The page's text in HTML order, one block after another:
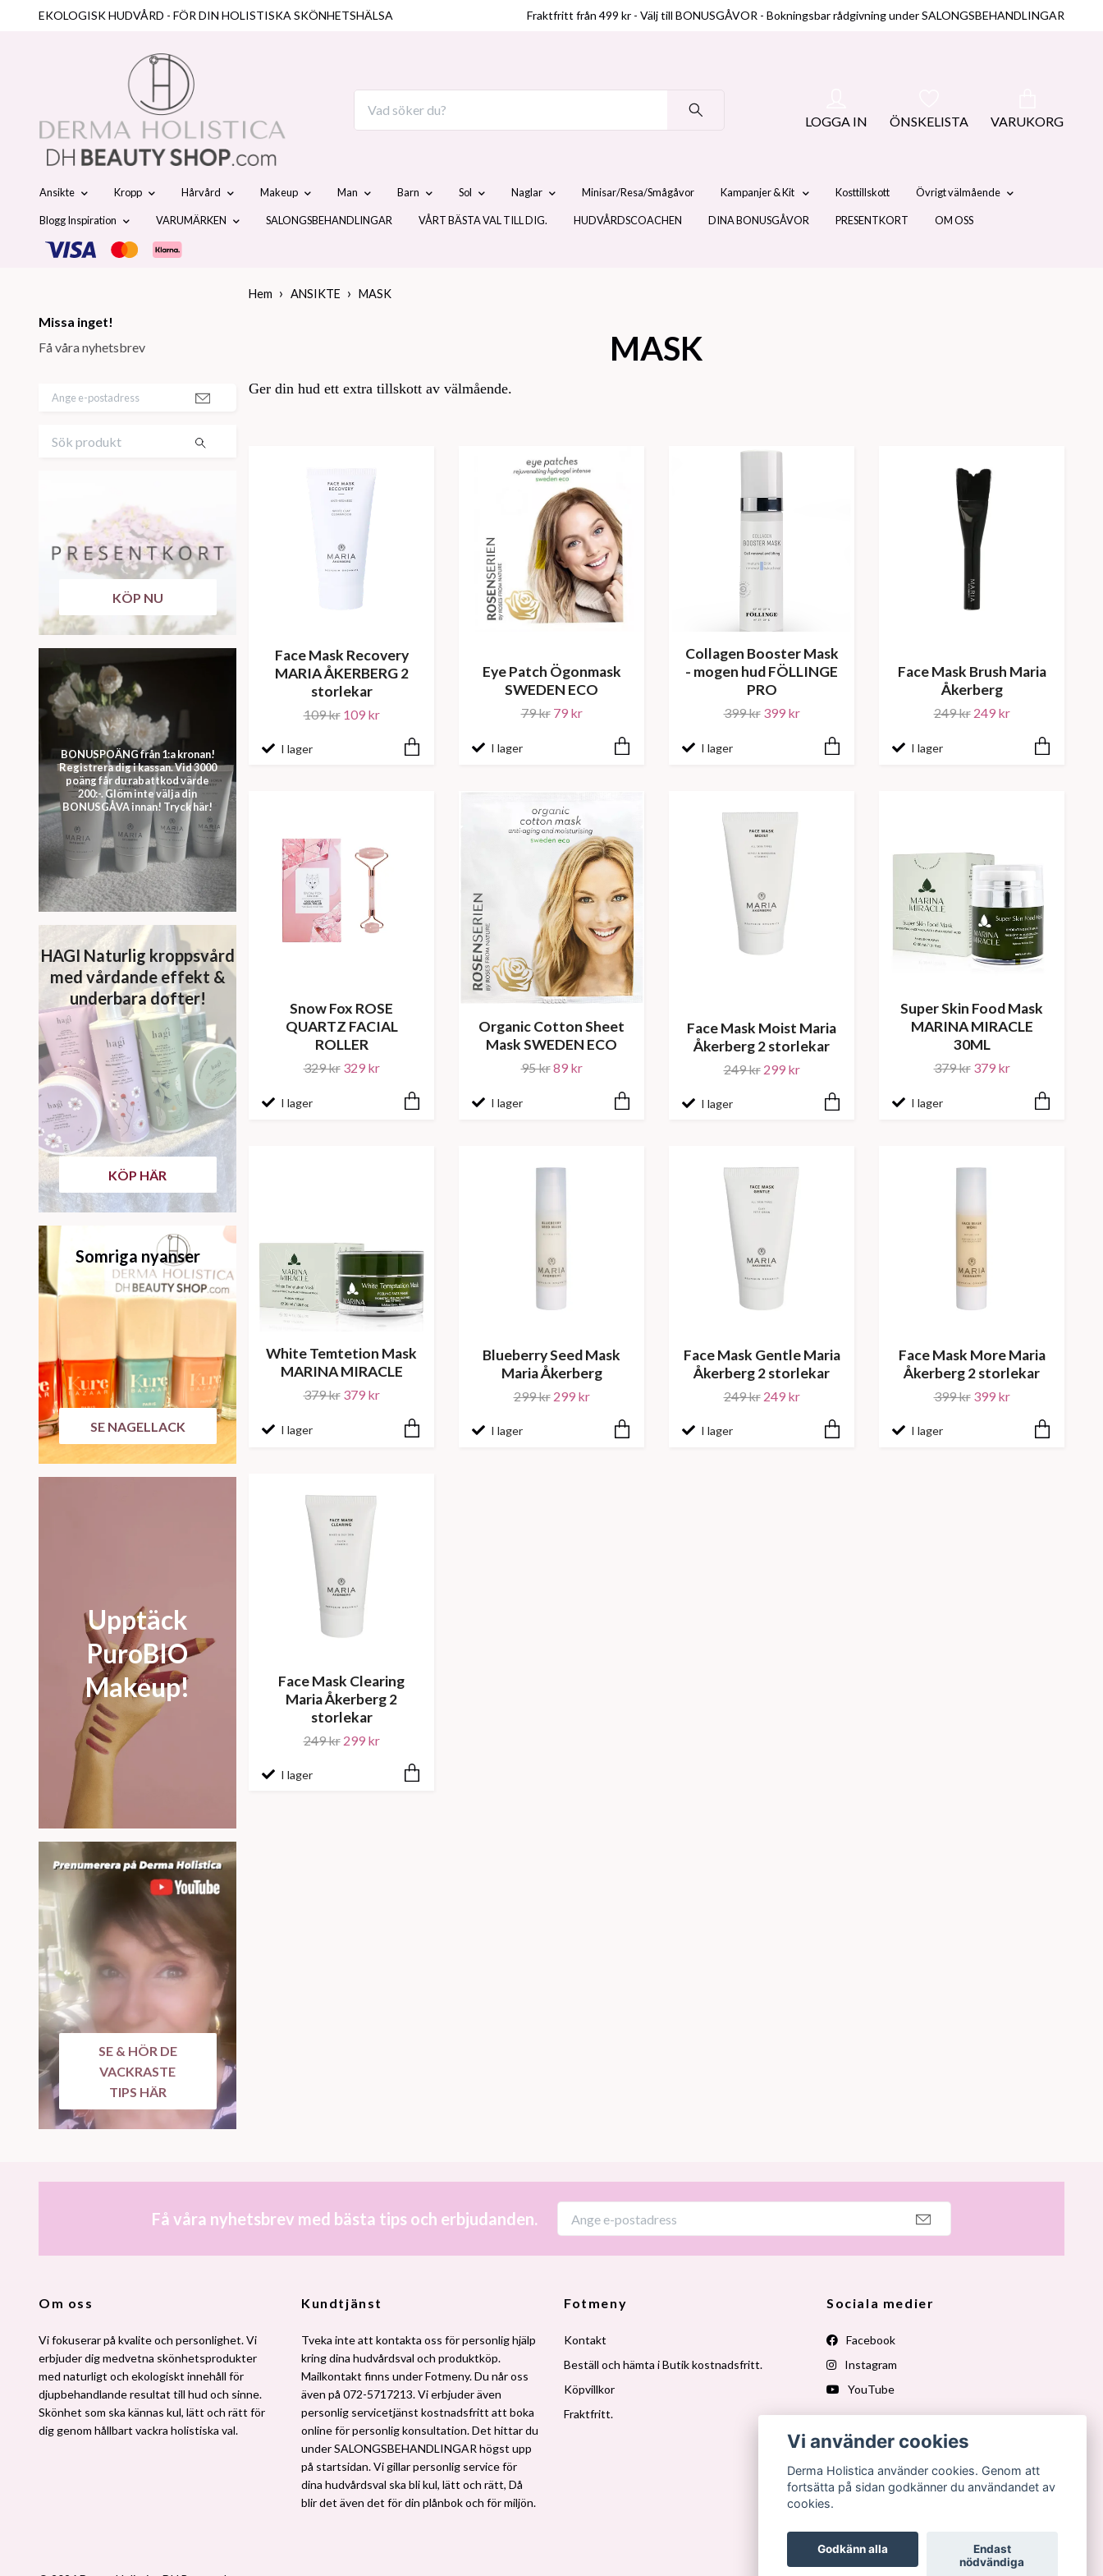
EKOLOGISK HUDVÅRD - FÖR DIN HOLISTISKA SKÖNHETSHÄLSA Fraktfritt från 499 kr - Välj till BONUSGÅVOR - Bokningsbar rådgivning under SALONGSBEHANDLINGAR
LOGGA IN ÖNSKELISTA VARUKORG
Ansikte Kropp Hårvård Makeup Man Barn Sol Naglar Minisar/Resa/Smågåvor Kampanjer & Kit Kosttillskott Övrigt välmående
Blogg Inspiration VARUMÄRKEN SALONGSBEHANDLINGAR VÅRT BÄSTA VAL TILL DIG. HUDVÅRDSCOACHEN DINA BONUSGÅVOR PRESENTKORT OM OSS
Missa inget!
Få våra nyhetsbrev
KÖP NU
BONUSPOÄNG från 1:a kronan!
Registrera dig i kassan. Vid 3000
poäng får du rabattkod värde
200:-. Glöm inte välja din
BONUSGÅVA innan! Tryck här!
HAGI Naturlig kroppsvård
med vårdande effekt &
underbara dofter!
KÖP HÄR
Somriga nyanser
SE NAGELLACK
Upptäck
PuroBIO
Makeup!
SE & HÖR DE
VACKRASTE
TIPS HÄR
Hem ANSIKTE MASK
MASK
Ger din hud ett extra tillskott av välmående.
Face Mask Recovery
MARIA ÅKERBERG 2
storlekar
109 kr 109 kr
I lager
Eye Patch Ögonmask
SWEDEN ECO
79 kr 79 kr
I lager
Collagen Booster Mask
- mogen hud FÖLLINGE
PRO
399 kr 399 kr
I lager
Face Mask Brush Maria
Åkerberg
249 kr 249 kr
I lager
Snow Fox ROSE
QUARTZ FACIAL
ROLLER
329 kr 329 kr
I lager
Organic Cotton Sheet
Mask SWEDEN ECO
95 kr89 kr
I lager
Face Mask Moist Maria
Åkerberg 2 storlekar
249 kr 299 kr
I lager
Super Skin Food Mask
MARINA MIRACLE
30ML
379 kr 379 kr
I lager
White Temtetion Mask
MARINA MIRACLE
379 kr 379 kr
I lager
Blueberry Seed Mask
Maria Åkerberg
299 kr 299 kr
I lager
Face Mask Gentle Maria
Åkerberg 2 storlekar
249 kr 249 kr
I lager
Face Mask More Maria
Åkerberg 2 storlekar
399 kr 399 kr
I lager
Face Mask Clearing
Maria Åkerberg 2
storlekar
249 kr 299 kr
I lager
Få våra nyhetsbrev med bästa tips och erbjudanden.
Om oss
Vi fokuserar på kvalite och personlighet. Vi
erbjuder dig medvetna skönhetsprodukter
med naturligt och ekologiskt innehåll för
djupbehandlande resultat till hud och sinne.
Skönhet som ska kännas kul, lätt och rätt för
dig genom hållbart vackra holistiska val.
Kundtjänst
Tveka inte att kontakta oss för personlig hjälp
kring dina hudvårdsval och produktköp.
Mailkontakt finns under Fotmeny. Du når oss
även på 072-5717213. Vi erbjuder även
personlig servicetjänst kostnadsfritt att boka
online för personlig konsultation. Det hittar du
under SALONGSBEHANDLINGAR högst upp
på startsidan. Vi gillar personlig service för
dina hudvårdsval ska bli kul, lätt och rätt, Då
blir det även det för din plånbok och för miljön.
Fotmeny
Kontakt
Beställ och hämta i Butik kostnadsfritt.
Köpvillkor
Fraktfritt.
Sociala medier
Facebook
Instagram
YouTube
Vi använder cookies
Derma Holistica använder cookies. Genom att
fortsätta på sidan godkänner du användandet av
cookies.
Godkänn alla
Endast
nödvändiga